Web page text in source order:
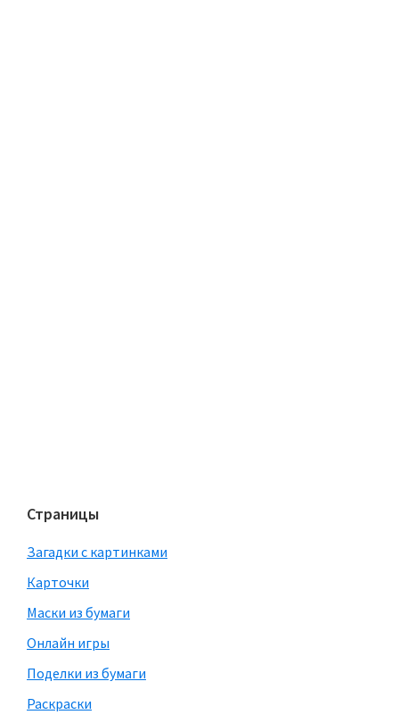
Страницы
Загадки с картинками
Карточки
Маски из бумаги
Онлайн игры
Поделки из бумаги
Раскраски